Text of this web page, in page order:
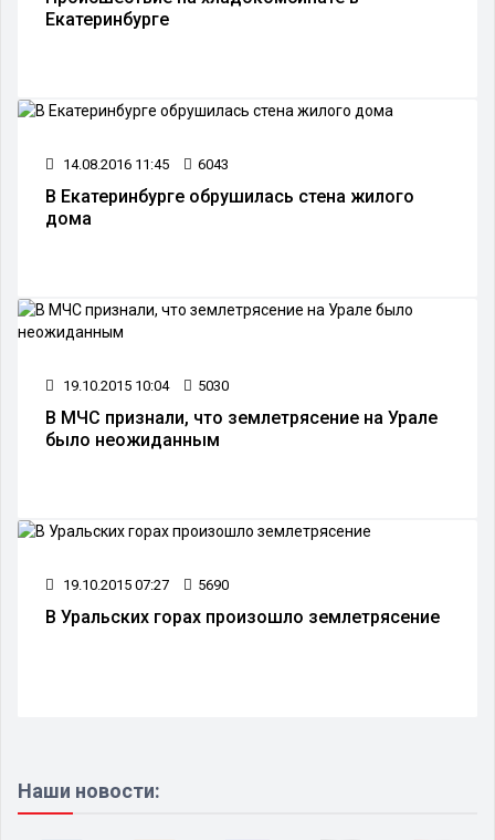
Екатеринбурге
14.08.2016 11:45 6043
В Екатеринбурге обрушилась стена жилого
дома
19.10.2015 10:04 5030
В МЧС признали, что землетрясение на Урале
было неожиданным
19.10.2015 07:27 5690
В Уральских горах произошло землетрясение
Наши новости: